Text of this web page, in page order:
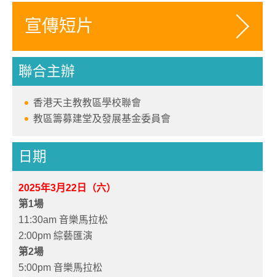
宣傳短片
聯合主辦
香港天主教教區學校聯會
教區籌募建堂及發展基金委員會
日期
2025年3月22日（六）
第1場
11:30am 音樂馬拉松
2:00pm 綜藝匯演
第2場
5:00pm 音樂馬拉松